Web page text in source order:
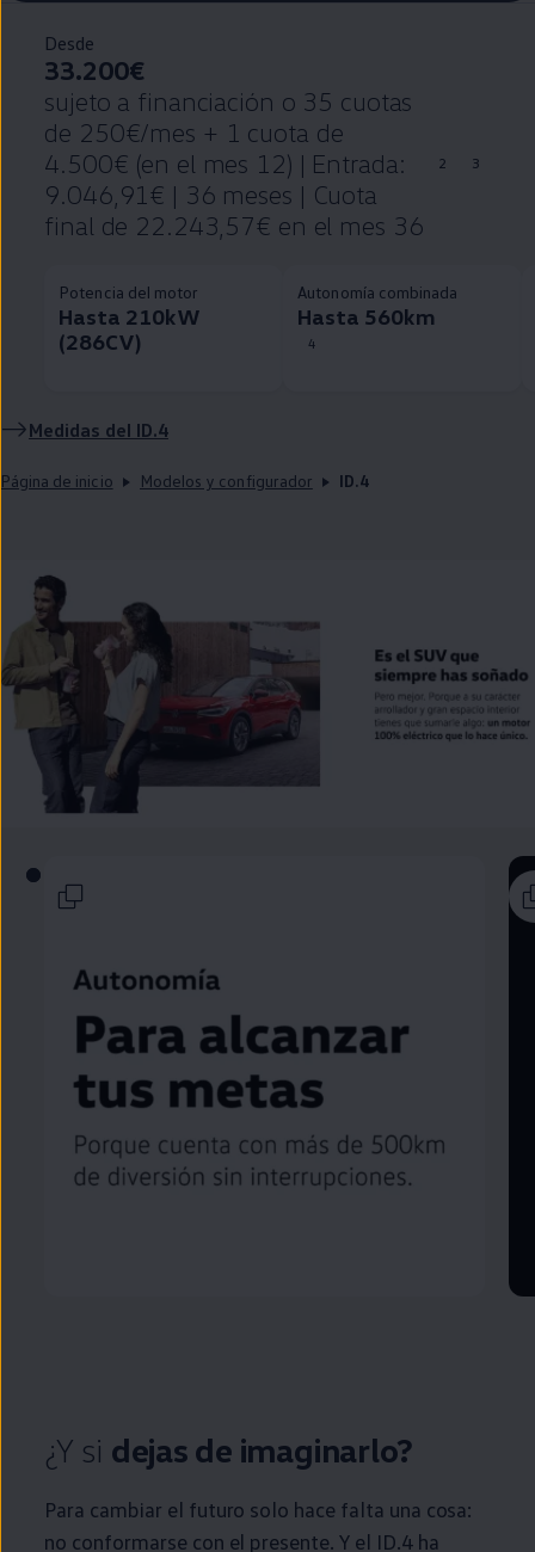
Desde
33.200€
sujeto a financiación o 35 cuotas
de 250€/mes + 1 cuota de
4.500€ (en el mes 12) | Entrada:
9.046,91€ | 36 meses | Cuota
final de 22.243,57€ en el mes 36
2 3
Potencia del motor
Hasta 210kW
(286CV)
Autonomía combinada
Hasta 560km
4
Medidas del ID.4
Página de inicio Modelos y configurador ID.4
¿Y si dejas de imaginarlo?
Para cambiar el futuro solo hace falta una cosa:
no conformarse con el presente. Y el ID.4ha